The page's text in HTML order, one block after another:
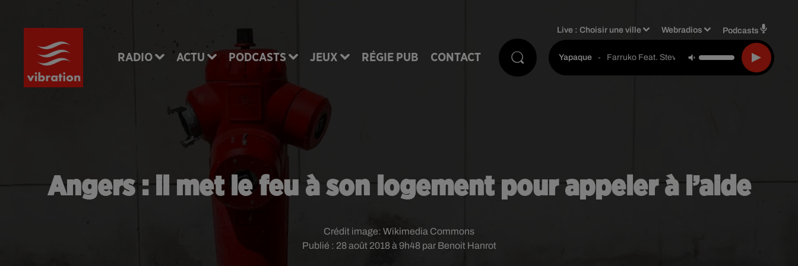
RADIO ACTU PODCASTS JEUX RÉGIE PUB CONTACT
Live :Choisir une ville Webradios Podcasts
Yapaque - Farruko Feat. Steve Aoki & Greecy
Angers : il met le feu à son logement pour appeler à l’aide
Publié : 28 août 2018 à 9h48 par Benoit Hanrot
Crédit image: Wikimedia Commons